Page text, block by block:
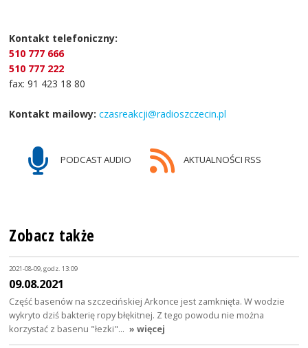
Kontakt telefoniczny:
510 777 666
510 777 222
fax: 91 423 18 80
Kontakt mailowy: czasreakcji@radioszczecin.pl
PODCAST AUDIO AKTUALNOŚCI RSS
Zobacz także
2021-08-09, godz. 13:09
09.08.2021
Część basenów na szczecińskiej Arkonce jest zamknięta. W wodzie
wykryto dziś bakterię ropy błękitnej. Z tego powodu nie można
korzystać z basenu "łezki"… » więcej